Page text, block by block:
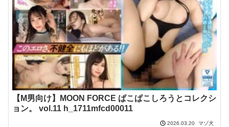
【M男向け】MOON FORCE ぱこぱこしろうとコレクシ
ョン。 vol.11 h_1711mfcd00011
2026.03.20 マゾ犬